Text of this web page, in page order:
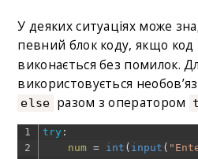
У деяких ситуаціях може
певний блок коду, якщо код
виконається без помилок.
використовується
else разом з оператором
1
2
try :
num = int ( input (